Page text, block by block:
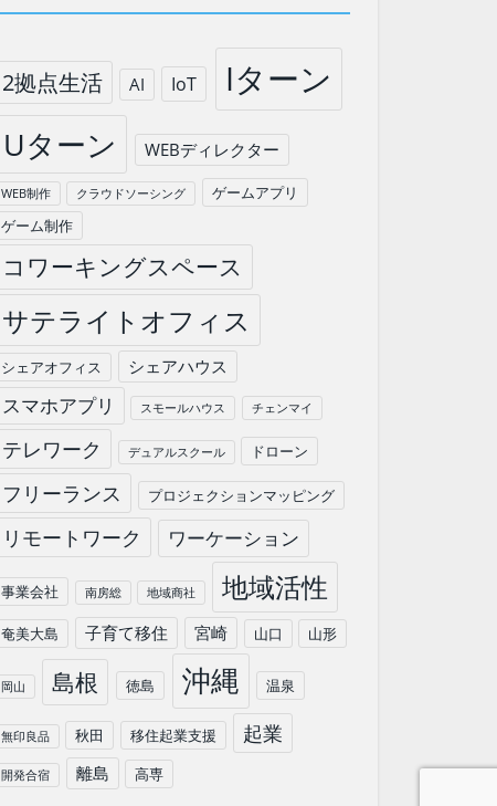
2拠点生活 AI IoT Iターン
Uターン WEBディレクター
WEB制作 クラウドソーシング
ゲームアプリ
ゲーム制作
コワーキングスペース
サテライトオフィス
シェアオフィス シェアハウス
スマホアプリ スモールハウス チェンマイ
テレワーク デュアルスクール ドローン
フリーランス プロジェクションマッピング
リモートワーク ワーケーション
事業会社 南房総 地域商社 地域活性
奄美大島 子育て移住 宮崎 山口 山形
岡山 島根 徳島 沖縄 温泉
無印良品 秋田 移住起業支援 起業
開発合宿 離島 高専